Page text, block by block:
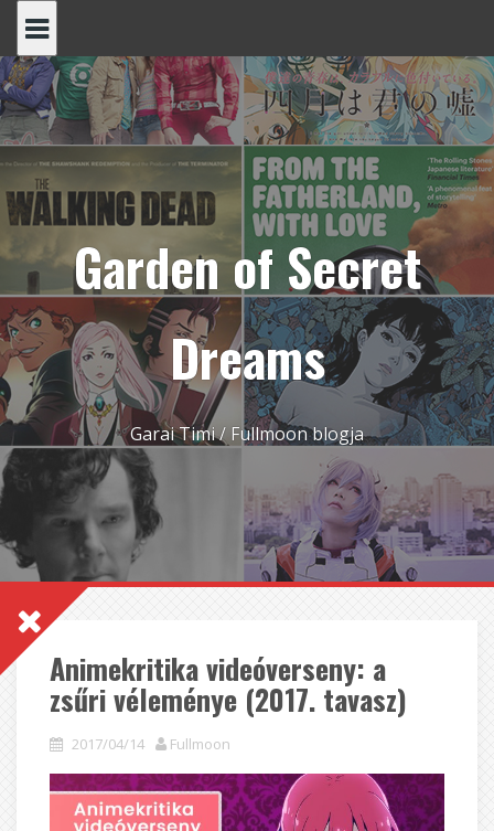
content
Garden of Secret
Dreams
Garai Timi / Fullmoon blogja
Animekritika videóverseny: a
zsűri véleménye (2017. tavasz)
2017/04/14 Fullmoon